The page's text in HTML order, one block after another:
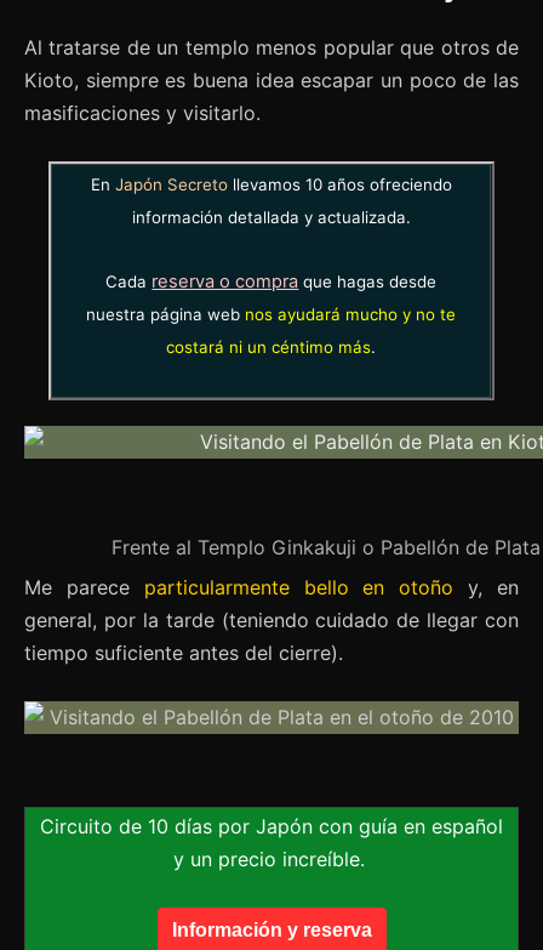
Al tratarse de un templo menos popular que otros de
Kioto, siempre es buena idea escapar un poco de las
masificaciones y visitarlo.
En Japón Secretollevamos 10 años ofreciendo
información detallada y actualizada.
Cada reserva o compra que hagas desde
nuestra página web nos ayudará mucho y no te
costará ni un céntimo más.
Frente al Templo Ginkakuji o Pabellón de
Me parece particularmente bello en otoño y, en
general, por la tarde (teniendo cuidado de llegar con
tiempo suficiente antes del cierre).
Circuito de 10 días por Japón con guía en español
y un precio increíble.
Información y reserva